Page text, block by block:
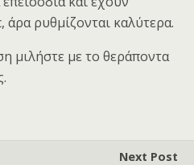
άρα ρυθμίζονται καλύτερα.
μιλήστε με το θεράποντα
Next Post